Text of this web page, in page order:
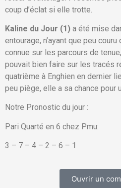
coup d’éclat si elle trotte.
Kaline du Jour (1) a été mise
entourage, n’ayant que peu
connue sur les parcours de
pouvait bien faire sur les tracés
quatrième à Enghien en dernier
peu piège, elle a sa chance pour
Notre Pronostic du jour :
Pari Quarté en 6 chez Pmu:
3 – 7 – 4 – 2 – 6 – 1
Ouvrir un